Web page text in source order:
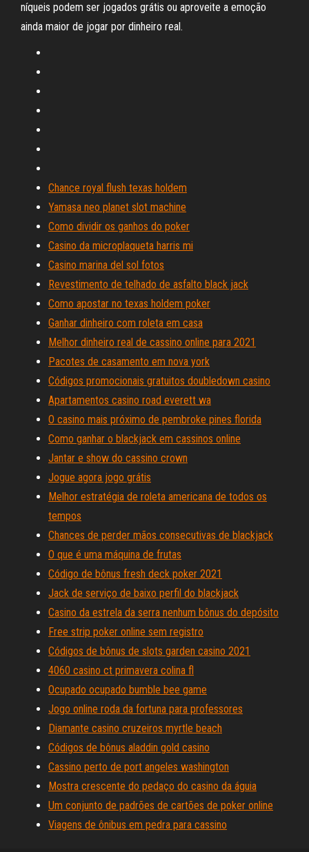
níqueis podem ser jogados grátis ou aproveite a emoção
ainda maior de jogar por dinheiro real.
Chance royal flush texas holdem
Yamasa neo planet slot machine
Como dividir os ganhos do poker
Casino da microplaqueta harris mi
Casino marina del sol fotos
Revestimento de telhado de asfalto black jack
Como apostar no texas holdem poker
Ganhar dinheiro com roleta em casa
Melhor dinheiro real de cassino online para 2021
Pacotes de casamento em nova york
Códigos promocionais gratuitos doubledown casino
Apartamentos casino road everett wa
O casino mais próximo de pembroke pines florida
Como ganhar o blackjack em cassinos online
Jantar e show do cassino crown
Jogue agora jogo grátis
Melhor estratégia de roleta americana de todos os
tempos
Chances de perder mãos consecutivas de blackjack
O que é uma máquina de frutas
Código de bônus fresh deck poker 2021
Jack de serviço de baixo perfil do blackjack
Casino da estrela da serra nenhum bônus do depósito
Free strip poker online sem registro
Códigos de bônus de slots garden casino 2021
4060 casino ct primavera colina fl
Ocupado ocupado bumble bee game
Jogo online roda da fortuna para professores
Diamante casino cruzeiros myrtle beach
Códigos de bônus aladdin gold casino
Cassino perto de port angeles washington
Mostra crescente do pedaço do casino da águia
Um conjunto de padrões de cartões de poker online
Viagens de ônibus em pedra para cassino